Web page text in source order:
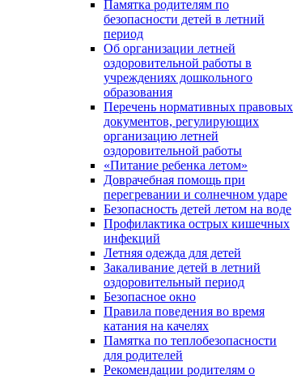
Памятка родителям по
безопасности детей в летний
период
Об организации летней
оздоровительной работы в
учреждениях дошкольного
образования
Перечень нормативных правовых
документов, регулирующих
организацию летней
оздоровительной работы
«Питание ребенка летом»
Доврачебная помощь при
перегревании и солнечном ударе
Безопасность детей летом на воде
Профилактика острых кишечных
инфекций
Летняя одежда для детей
Закаливание детей в летний
оздоровительный период
Безопасное окно
Правила поведения во время
катания на качелях
Памятка по теплобезопасности
для родителей
Рекомендации родителям о